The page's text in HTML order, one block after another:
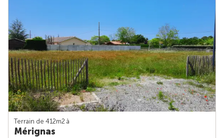
Terrain de 412m2 à
Mérignas